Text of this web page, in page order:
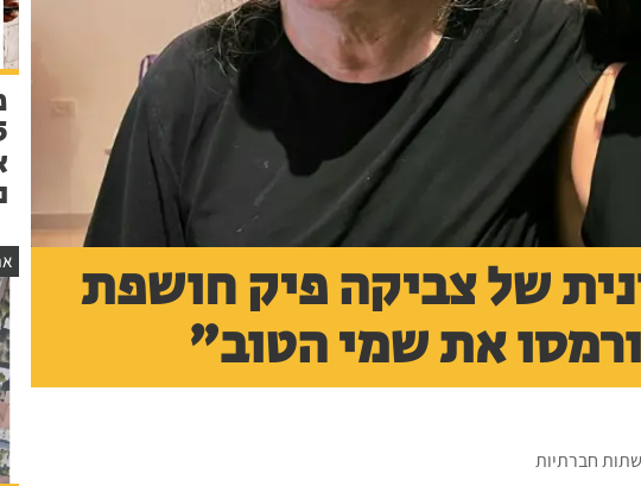
של צביקה פיק חושפת
את שמי הטוב"
חברתיות